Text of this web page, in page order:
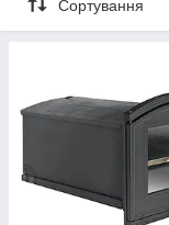
Сортування